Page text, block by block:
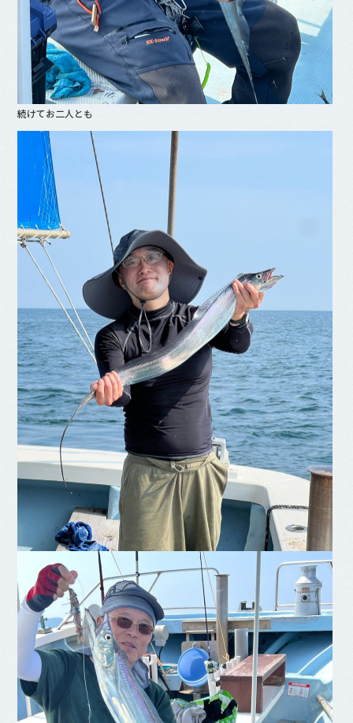
続けてお二人とも